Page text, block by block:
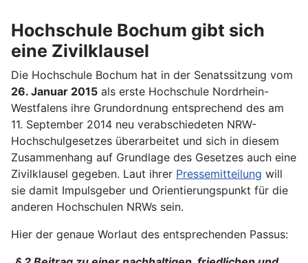
Hochschule Bochum gibt sich
eine Zivilklausel
Die Hochschule Bochum hat in der Senatssitzung vom
26. Januar 2015 als erste Hochschule Nordrhein-
Westfalens ihre Grundordnung entsprechend des am
11. September 2014 neu verabschiedeten NRW-
Hochschulgesetzes überarbeitet und sich in diesem
Zusammenhang auf Grundlage des Gesetzes auch eine
Zivilklausel gegeben. Laut ihrer Pressemitteilung will
sie damit Impulsgeber und Orientierungspunkt für die
anderen Hochschulen NRWs sein.
Hier der genaue Worlaut des entsprechenden Passus: